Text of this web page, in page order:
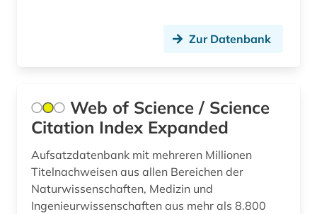
automatische sprachanalyse (1)
automobiltechnik (1)
autor (3)
Zur Datenbank
Web of Science / Science
Citation Index Expanded
Aufsatzdatenbank mit mehreren Millionen
Titelnachweisen aus allen Bereichen der
Naturwissenschaften, Medizin und
Ingenieurwissenschaften aus mehr als 8.800